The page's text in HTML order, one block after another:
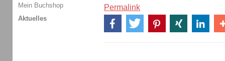
Permalink
Mein Buchshop
Aktuelles